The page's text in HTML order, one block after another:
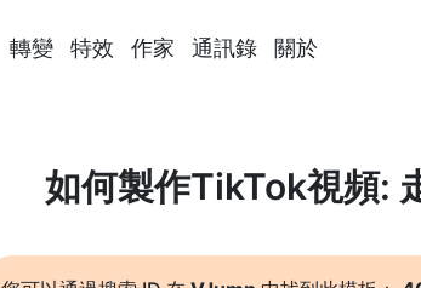
轉變 特效 作家 通訊錄 關於
如何製作TikTok視頻: